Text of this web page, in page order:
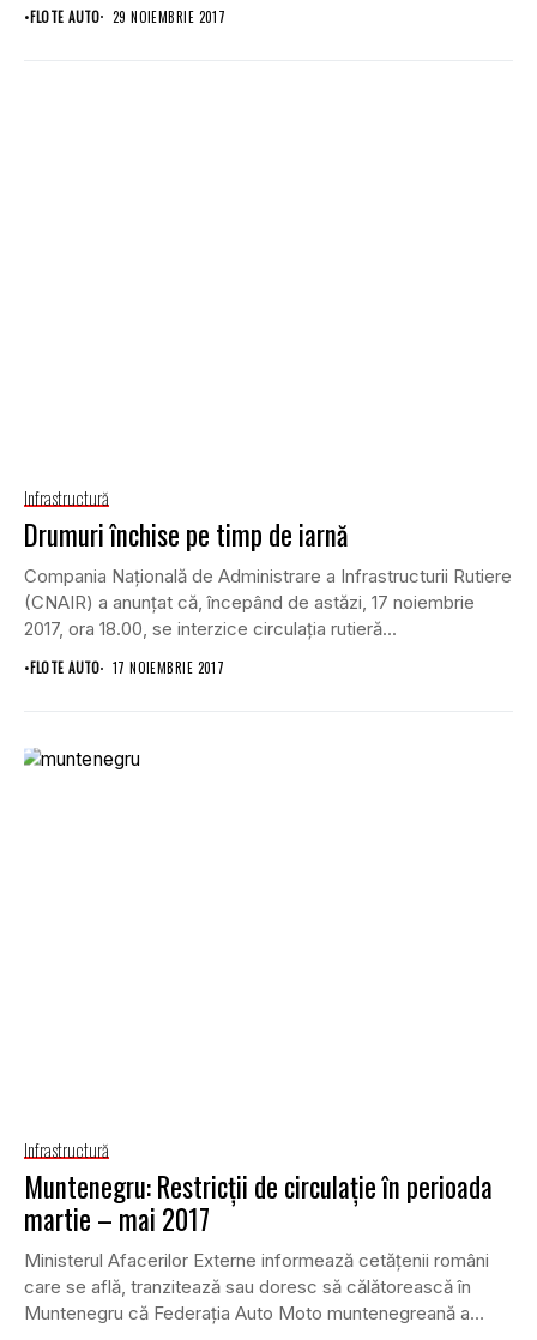
•FLOTE AUTO 29 NOIEMBRIE 2017
Infrastructură
Drumuri închise pe timp de iarnă
Compania Naţională de Administrare a Infrastructurii Rutiere
(CNAIR) a anunţat că, începând de astăzi, 17 noiembrie
2017, ora 18.00, se interzice circulaţia rutieră...
•FLOTE AUTO 17 NOIEMBRIE 2017
Infrastructură
Muntenegru: Restricții de circulație în perioada
martie – mai 2017
Ministerul Afacerilor Externe informează cetățenii români
care se află, tranzitează sau doresc să călătorească în
Muntenegru că Federația Auto Moto muntenegreană a